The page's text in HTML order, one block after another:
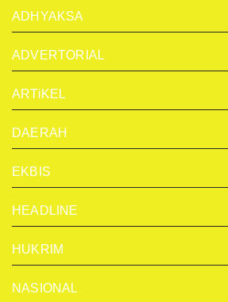
ADHYAKSA
ADVERTORIAL
ARTiKEL
DAERAH
EKBIS
HEADLINE
HUKRIM
NASIONAL